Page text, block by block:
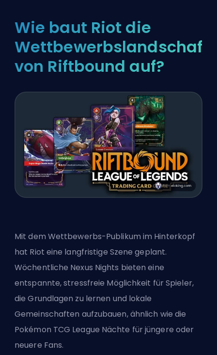
Wie baut Riot die
Wettbewerbslandschaft
von Riftbound auf?
Mit dem Wettbewerbs-Publikum im Hinterkopf
hat Riot eine langfristige Szene geplant.
Wöchentliche Nexus Nights bieten eine
entspannte, stressfreie Möglichkeit für Spieler,
die Grundlagen zu lernen und lokale
Gemeinschaften aufzubauen, ähnlich wie die
Pokémon TCG League Nächte für jüngere oder
neuere Fans.